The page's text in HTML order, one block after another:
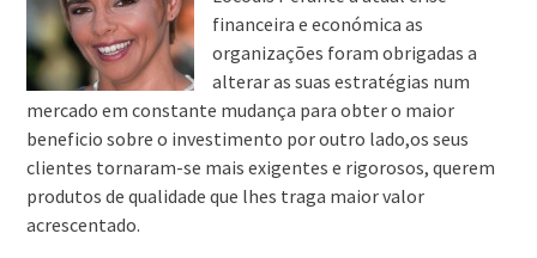
financeira e económica as
organizações foram obrigadas a
alterar as suas estratégias num
mercado em constante mudança para obter o maior
beneficio sobre o investimento por outro lado,os seus
clientes tornaram-se mais exigentes e rigorosos, querem
produtos de qualidade que lhes traga maior valor
acrescentado.